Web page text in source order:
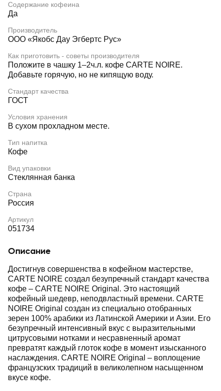
Содержание кофеина
Да
Производитель
ООО «Якобс Дау Эгбертс Рус»
Как приготовить - советы производителя
Положите в чашку 1–2ч.л. кофе CARTE NOIRE.
Добавьте горячую, но не кипящую воду.
Стандарт качества
ГОСТ
Условия хранения
В сухом прохладном месте.
Тип напитка
Кофе
Вид упаковки
Стеклянная банка
Страна
Россия
Артикул
051734
Описание
Достигнув совершенства в кофейном мастерстве,
CARTE NOIRE создал безупречный стандарт качества
кофе – CARTE NOIRE Original. Это настоящий
кофейный шедевр, неподвластный времени. CARTE
NOIRE Original создан из специально отобранных
зерен 100% арабики из Латинской Америки и Азии. Его
безупречный интенсивный вкус с выразительными
цитрусовыми нотками и несравненный аромат
превратят каждый глоток кофе в момент изысканного
наслаждения. CARTE NOIRE Original – воплощение
французских традиций в великолепном насыщенном
вкусе кофе.